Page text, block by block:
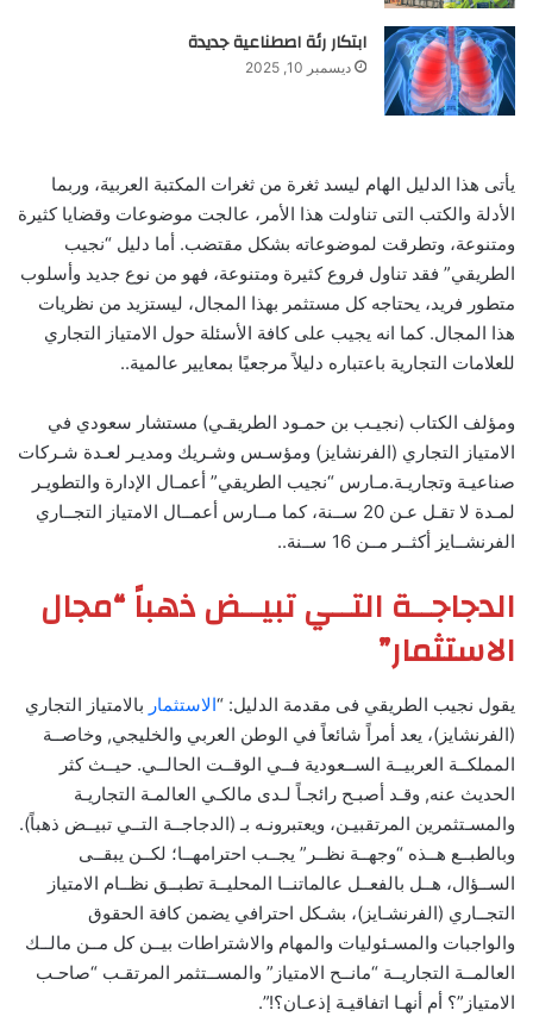
ابتكار رئة اصطناعية جديدة
ديسمبر 10, 2025
يأتى هذا الدليل الهام ليسد ثغرة من ثغرات المكتبة العربية، وربما
الأدلة والكتب التى تناولت هذا الأمر، عالجت موضوعات وقضايا كثيرة
ومتنوعة، وتطرقت لموضوعاته بشكل مقتضب. أما دليل “نجيب
الطريقي” فقد تناول فروع كثيرة ومتنوعة، فهو من نوع جديد وأسلوب
متطور فريد، يحتاجه كل مستثمر بهذا المجال، ليستزيد من نظريات
هذا المجال. كما انه يجيب على كافة الأسئلة حول الامتياز التجاري
للعلامات التجارية باعتباره دليلاً مرجعيًا بمعايير عالمية..
ومؤلف الكتاب (نجيـب بن حمـود الطريقـي) مستشار سعودي في
الامتياز التجاري (الفرنشايز) ومؤسـس وشـريك ومديـر لعـدة شـركات
صناعيـة وتجاريـة.مـارس “نجيب الطريقي” أعمـال الإدارة والتطويـر
لمـدة لا تقـل عـن 20 ســنة، كما مــارس أعمــال الامتياز التجــاري
الفرنشــايز أكثــر مــن 16 ســنة..
الدجاجــة التــي تبيــض ذهباً “مجال
الاستثمار”
يقول نجيب الطريقي فى مقدمة الدليل: “الاستثمار بالامتياز التجاري
(الفرنشايز)، يعد أمراً شائعاً في الوطن العربي والخليجي, وخاصــة
المملكــة العربيــة الســعودية فــي الوقــت الحالــي. حيــث كثر
الحديث عنه, وقـد أصبـح رائجـاً لـدى مالكـي العالمـة التجاريـة
والمسـتثمرين المرتقبيـن، ويعتبرونـه بـ (الدجاجــة التــي تبيــض ذهباً).
وبالطبــع هــذه “وجهــة نظــر” يجــب احترامهــا؛ لكــن يبقــى
الســؤال، هــل بالفعــل عالماتنــا المحليــة تطبــق نظــام الامتياز
التجــاري (الفرنشـايز)، بشـكل احترافي يضمن كافة الحقوق
والواجبات والمسـئوليات والمهام والاشتراطات بيــن كل مــن مالــك
العالمــة التجاريــة “مانــح الامتياز” والمســتثمر المرتقـب “صاحـب
الامتياز”؟ أم أنهـا اتفاقيـة إذعـان؟!”.